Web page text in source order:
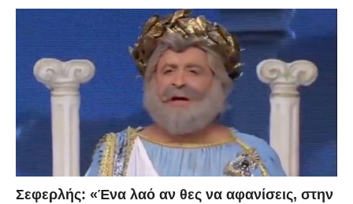
Σεφερλής: «Ένα λαό αν θες να αφανίσεις, στην